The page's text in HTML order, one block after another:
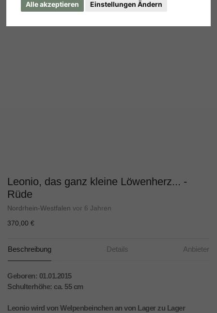
Alle akzeptieren Einstellungen Ändern
Leonio, das ganz kleine Löwenherz... -
Rüde
Nordrhein-Westfalen vor 6 Jahren
370,00 €
Beschreibung Details Anbieter
Geboren: 01.01.2015
Schulterhöhe: ca. 55 cm
Leonio wird von Welpenbeinchen an von Lager zu Lager